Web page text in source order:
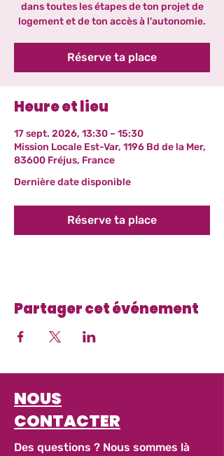
dans toutes les étapes de ton projet de
logement et de ton accès à l'autonomie.
Réserve ta place
Heure et lieu
17 sept. 2026, 13:30 – 15:30
Mission Locale Est-Var, 1196 Bd de la Mer,
83600 Fréjus, France
Dernière date disponible
Réserve ta place
Partager cet événement
NOUS
CONTACTER
Des questions ? Nous sommes là